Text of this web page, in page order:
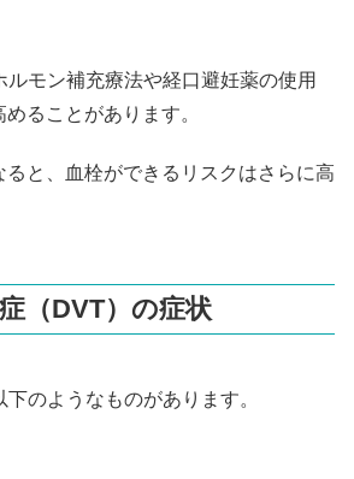
ルモン補充療法や経口避妊薬の使用
ることがあります。
ると、血栓ができるリスクはさらに高
（DVT）の症状
のようなものがあります。